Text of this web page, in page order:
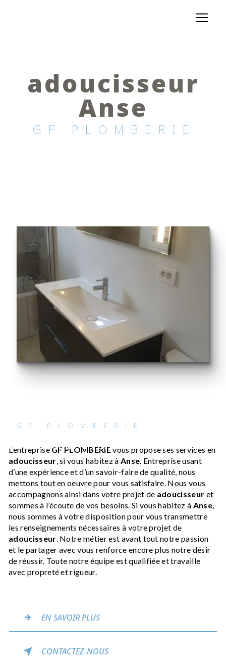
adoucisseur
Anse
GF PLOMBERIE
GF PLOMBERIE
adoucisseur à Anse
L’entreprise GF PLOMBERIE vous propose ses services en
adoucisseur , si vous habitez à Anse . Entreprise usant
d’une expérience et d’un savoir-faire de qualité, nous
mettons tout en oeuvre pour vous satisfaire. Nous vous
accompagnons ainsi dans votre projet de adoucisseur et
sommes à l’écoute de vos besoins. Si vous habitez à Anse,
nous sommes à votre disposition pour vous transmettre
les renseignements nécessaires à votre projet de
adoucisseur . Notre métier est avant tout notre passion
et le partager avec vous renforce encore plus notre désir
de réussir. Toute notre équipe est qualifiée et travaille
avec propreté et rigueur.
EN SAVOIR PLUS
CONTACTEZ-NOUS